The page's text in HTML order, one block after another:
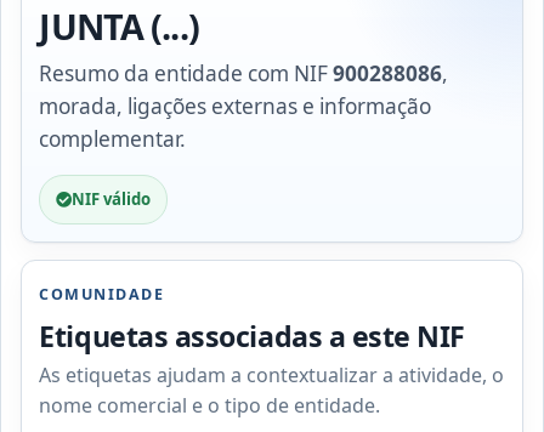
JUNTA (...)
Resumo da entidade com NIF900288086,
morada, ligações externas e informação
complementar.
NIF válido
COMUNIDADE
Etiquetas associadas a este NIF
As etiquetas ajudam a contextualizar a atividade, o
nome comercial e o tipo de entidade.